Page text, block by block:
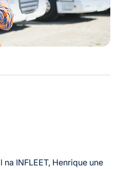
INFLEET, Henrique une